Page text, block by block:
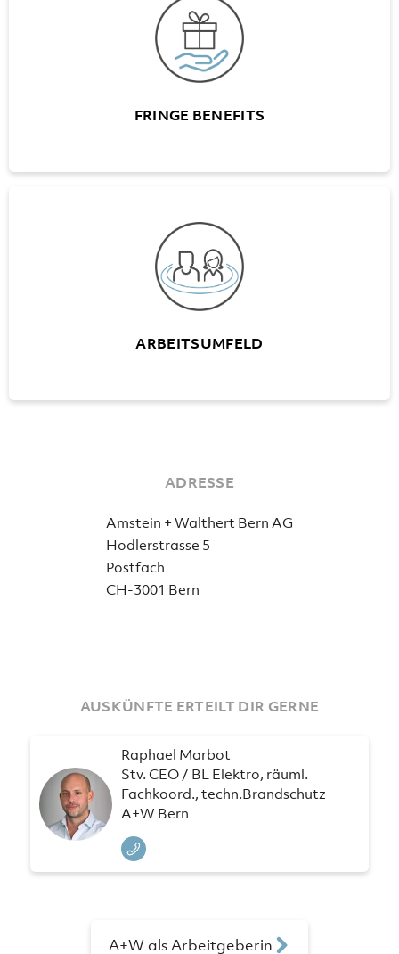
FRINGE BENEFITS
Diverse Vergünstigungen und Angebote in
verschiedenen Bereichen
Halbtax Abonnement
ARBEITSUMFELD
Verschiedene Mitarbeiteranlässe
Moderne Büroräumlichkeiten
Zeitgemässe EDV-Ausstattung
ADRESSE
Amstein + Walthert Bern AG
Hodlerstrasse 5
Postfach
CH-3001 Bern
AUSKÜNFTE ERTEILT DIR GERNE
Raphael Marbot
Stv. CEO / BL Elektro, räuml.
Fachkoord., techn.Brandschutz
A+W Bern
A+W als Arbeitgeberin